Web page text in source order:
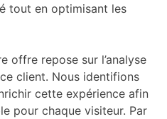
tout en optimisant les
offre repose sur l’analyse
client. Nous identifions
cette expérience afin
pour chaque visiteur. Par